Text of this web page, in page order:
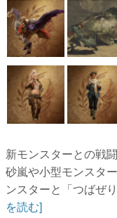
新モンスターとの戦
砂嵐や小型モンスタ
ンスターと「つばぜ
を読む]